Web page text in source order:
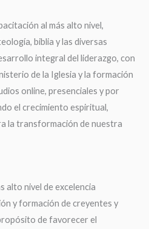
al más alto nivel,
biblia y las diversas
integral del liderazgo, con
de la Iglesia y la formación
online, presenciales y por
el crecimiento espiritual,
la transformación de nuestra
alto nivel de excelencia
y formación de creyentes y
de favorecer el